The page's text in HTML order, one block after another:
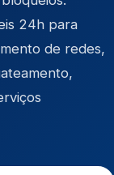
24h para
de redes,